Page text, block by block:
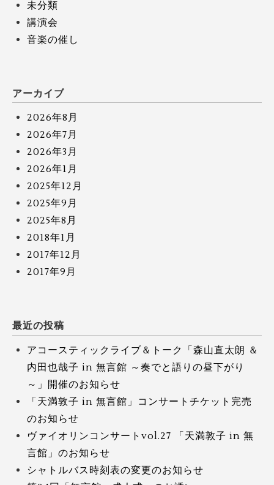
未分類
講演会
音楽の催し
アーカイブ
2026年8月
2026年7月
2026年3月
2026年1月
2025年12月
2025年9月
2025年8月
2018年1月
2017年12月
2017年9月
最近の投稿
アコースティックライブ＆トーク「森山直太朗 ＆
内田也哉子 in 無言館 ～奏でと語りの昼下がり
～」開催のお知らせ
「天満敦子 in 無言館」コンサートチケット完売
のお知らせ
ヴァイオリンコンサートvol.27 「天満敦子 in 無
言館」のお知らせ
シャトルバス時刻表の変更のお知らせ